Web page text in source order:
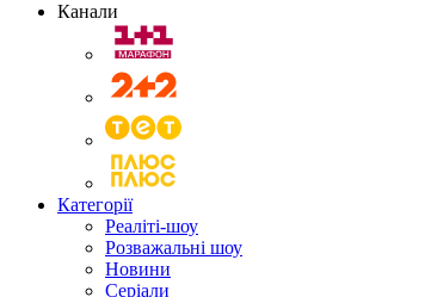
Канали
Категорії
Реаліті-шоу
Розважальні шоу
Новини
Серіали